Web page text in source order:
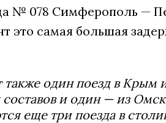
№ 078 Симферополь —
это самая большая
также один поезд в Крым
и один — из
еще три поезда в